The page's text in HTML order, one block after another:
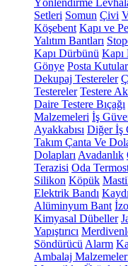
Yönlendirme
Setleri Somun Çivi
Köşebent Kapı ve
Yalıtım Bantları
Kapı Dürbünü
Gönye Posta
Dekupaj Testereler
Testereler Testere
Daire Testere Bıçağı
Malzemeleri İş
Ayakkabısı Diğer İş
Takım Çanta Ve
Dolapları Avadanlık
Terazisi Oda
Silikon Köpük
Elektrik Bandı
Alüminyum Bant
Kimyasal Dübeller
Yapıştırıcı
Söndürücü Alarm
Ambalaj